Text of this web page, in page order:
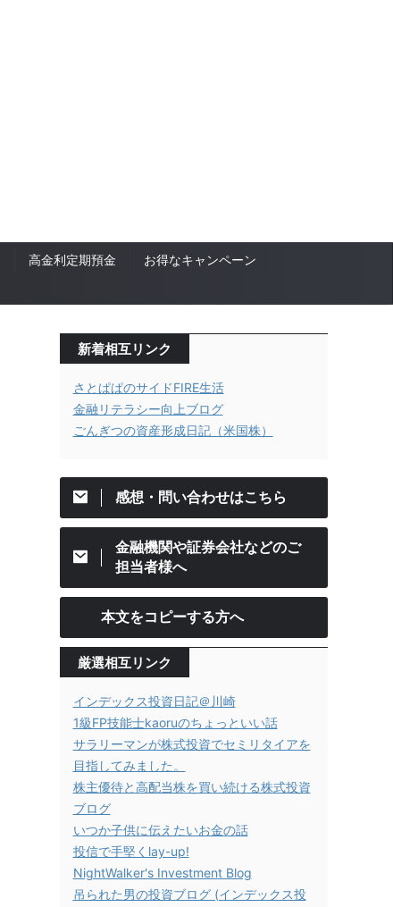
高金利定期預金
お得なキャンペーン
新着相互リンク
さとぱぱのサイドFIRE生活
金融リテラシー向上ブログ
ごんぎつの資産形成日記（米国株）
感想・問い合わせはこちら
金融機関や証券会社などのご
担当者様へ
本文をコピーする方へ
厳選相互リンク
インデックス投資日記＠川崎
1級FP技能士kaoruのちょっといい話
サラリーマンが株式投資でセミリタイアを
目指してみました。
株主優待と高配当株を買い続ける株式投資
ブログ
いつか子供に伝えたいお金の話
投信で手堅くlay-up!
NightWalker's Investment Blog
吊られた男の投資ブログ (インデックス投